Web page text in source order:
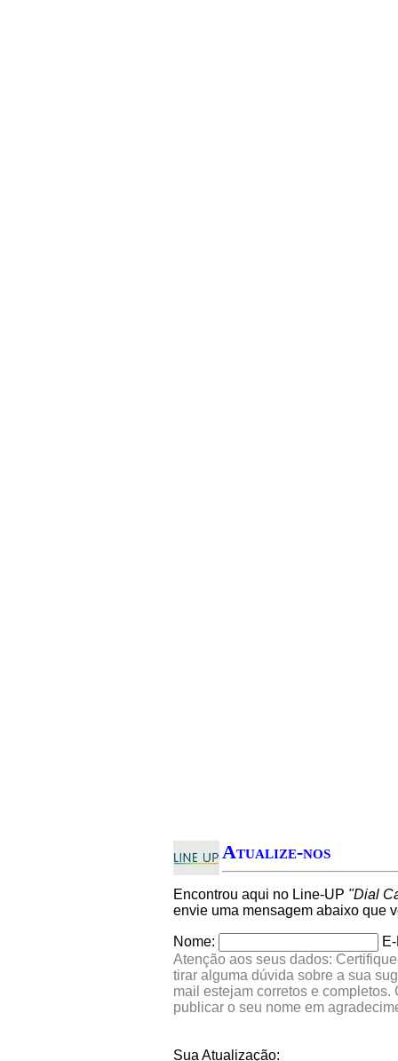
Atualize-nos
Encontrou aqui no Line-UP "Dial
envie uma mensagem abaixo que
Nome:
Atenção aos seus dados:
tirar alguma dúvida sobre a sua
mail estejam corretos e
publicar o seu nome em
Sua Atualização: